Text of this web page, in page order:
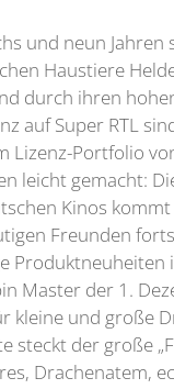
und neun
Haustiere
durch ihren
auf Super RTL
Lizenz-Portfolio
leicht gemacht:
Kinos
Freunden
Master der 1.
kleine und große
steckt der große
Drachenatem,